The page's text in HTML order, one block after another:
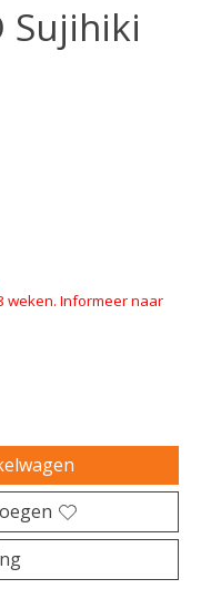
Sujihiki
weken. Informeer naar